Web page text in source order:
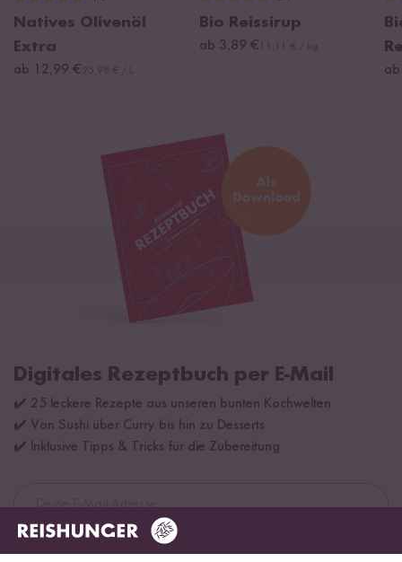
Natives Olivenöl
Extra
ab 12,99 €
Bio Reissirup
ab 3,89 €
Digitales Rezeptbuch per E-Mail
✔️ 25 leckere Rezepte aus unseren bunten Kochwelten
✔️ Von Sushi über Curry bis hin zu Desserts
✔️ Inklusive Tipps & Tricks für die Zubereitung